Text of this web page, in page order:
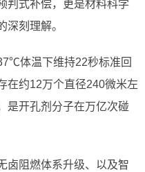
判式补偿，更是材料科学
深刻理解。
体温下维持22秒标准回
在约12万个直径240微米左
开孔剂分子在万亿次碰
卤阻燃体系升级、以及智